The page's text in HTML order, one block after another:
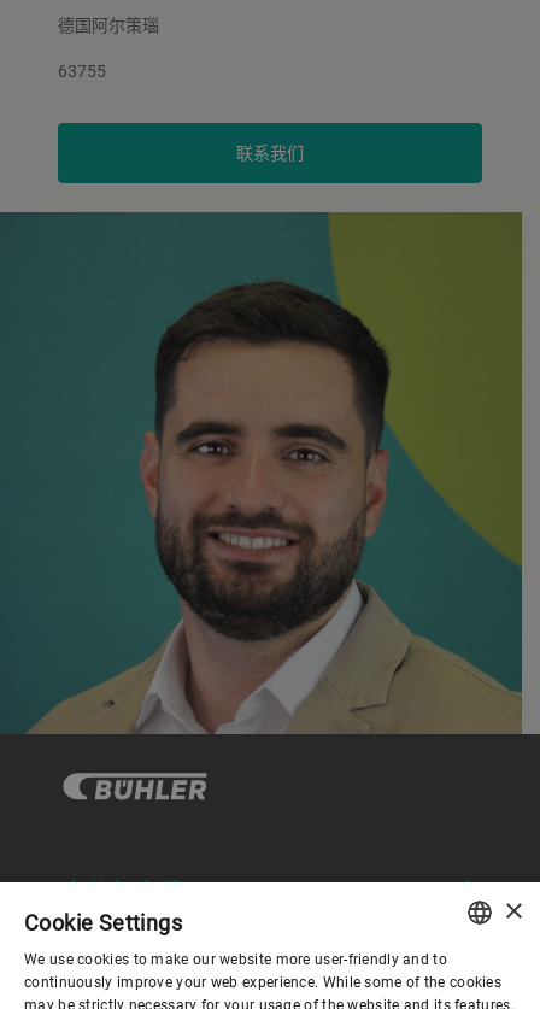
德国阿尔策瑙
63755
联系我们
企业与合规
关于布勒 ENGLISH
×
Cookie Settings
We use cookies to make our website more user-friendly and to
continuously improve your web experience. While some of the cookies
may be strictly necessary for your usage of the website and its features,